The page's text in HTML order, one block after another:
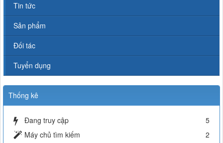
Tin tức
Sản phẩm
Đối tác
Tuyển dụng
Thống kê
Đang truy cập
5
Máy chủ tìm kiếm
2